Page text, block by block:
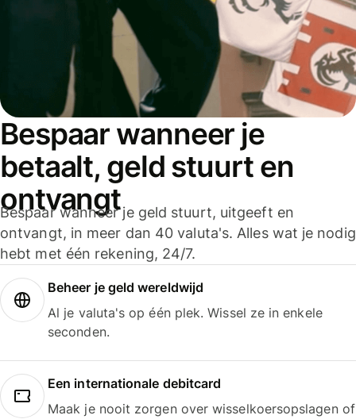
Bespaar wanneer je
betaalt, geld stuurt en
ontvangt
Bespaar wanneer je geld stuurt, uitgeeft en
ontvangt, in meer dan 40 valuta's. Alles wat je nodig
hebt met één rekening, 24/7.
Beheer je geld wereldwijd
Al je valuta's op één plek. Wissel ze in enkele
seconden.
Een internationale debitcard
Maak je nooit zorgen over wisselkoersopslagen of